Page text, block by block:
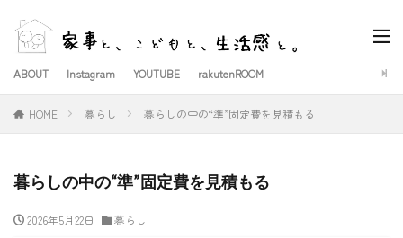
ABOUT Instagram YOUTUBE rakutenROOM
HOME 暮らし 暮らしの中の“準”固定費を見積もる
暮らしの中の“準”固定費を見積もる
2026年5月22日 暮らし